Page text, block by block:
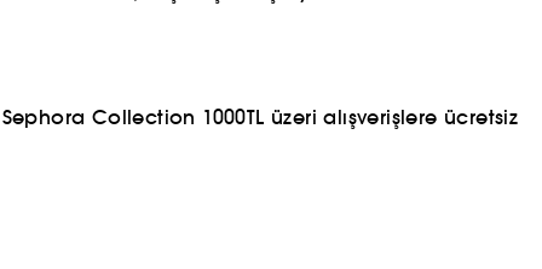
Collection 1000TL üzeri alışverişlere ücretsiz